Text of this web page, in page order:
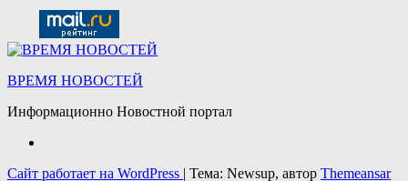
ВРЕМЯ НОВОСТЕЙ
Информационно Новостной портал
Сайт работает на WordPress | Тема: Newsup, автор Themeansar